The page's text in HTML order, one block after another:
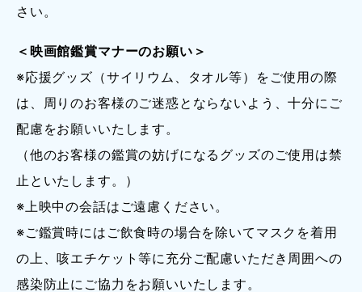
さい。
＜映画館鑑賞マナーのお願い＞
※応援グッズ（サイリウム、タオル等）をご使用の際
は、周りのお客様のご迷惑とならないよう、十分にご
配慮をお願いいたします。
（他のお客様の鑑賞の妨げになるグッズのご使用は禁
止といたします。）
※上映中の会話はご遠慮ください。
※ご鑑賞時にはご飲食時の場合を除いてマスクを着用
の上、咳エチケット等に充分ご配慮いただき周囲への
感染防止にご協力をお願いいたします。